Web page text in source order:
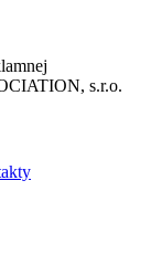
s.r.o.